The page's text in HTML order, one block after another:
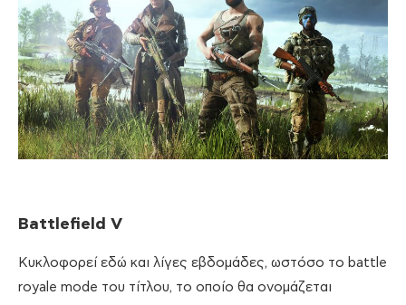
Battlefield V
Κυκλοφορεί εδώ και λίγες εβδομάδες, ωστόσο το battle
royale mode του τίτλου, το οποίο θα ονομάζεται